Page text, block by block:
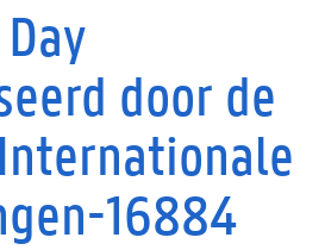
door de
16884